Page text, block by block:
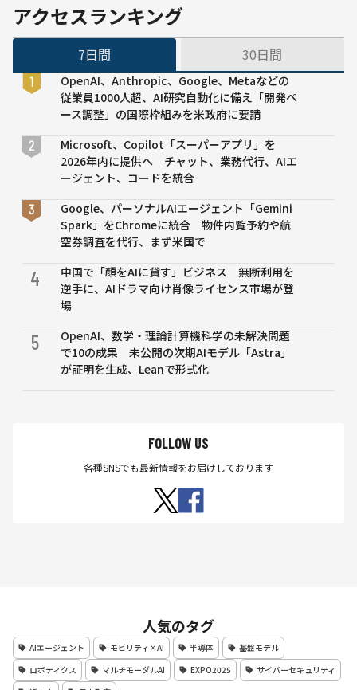
聴は
アクセスランキング
7日間 30日間
OpenAI、Anthropic、Google、Metaなどの
従業員1000人超、AI研究自動化に備え「開発ペ
ース調整」の国際枠組みを米政府に要請
Microsoft、Copilot「スーパーアプリ」を
2026年内に提供へ チャット、業務代行、AIエ
ージェント、コードを統合
Google、パーソナルAIエージェント「Gemini
Spark」をChromeに統合 物件内覧予約や航
空券調査を代行、まず米国で
4
中国で「顔をAIに貸す」ビジネス 無断利用を
逆手に、AIドラマ向け肖像ライセンス市場が登
場
5
OpenAI、数学・理論計算機科学の未解決問題
で10の成果 未公開の次期AIモデル「Astra」
が証明を生成、Leanで形式化
FOLLOW US
各種SNSでも最新情報をお届けしております
人気のタグ
AIエージェント モビリティ×AI 半導体
基盤モデル
ロボティクス
マルチモーダルAI EXPO2025
サイバーセキュリティ